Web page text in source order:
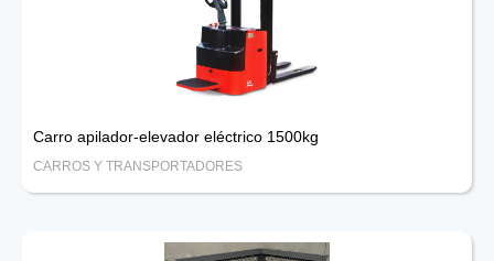
Carro apilador-elevador eléctrico 1500kg
CARROS Y TRANSPORTADORES